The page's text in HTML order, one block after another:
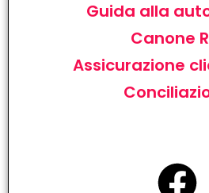
Guida alla
Canone
Assicurazione